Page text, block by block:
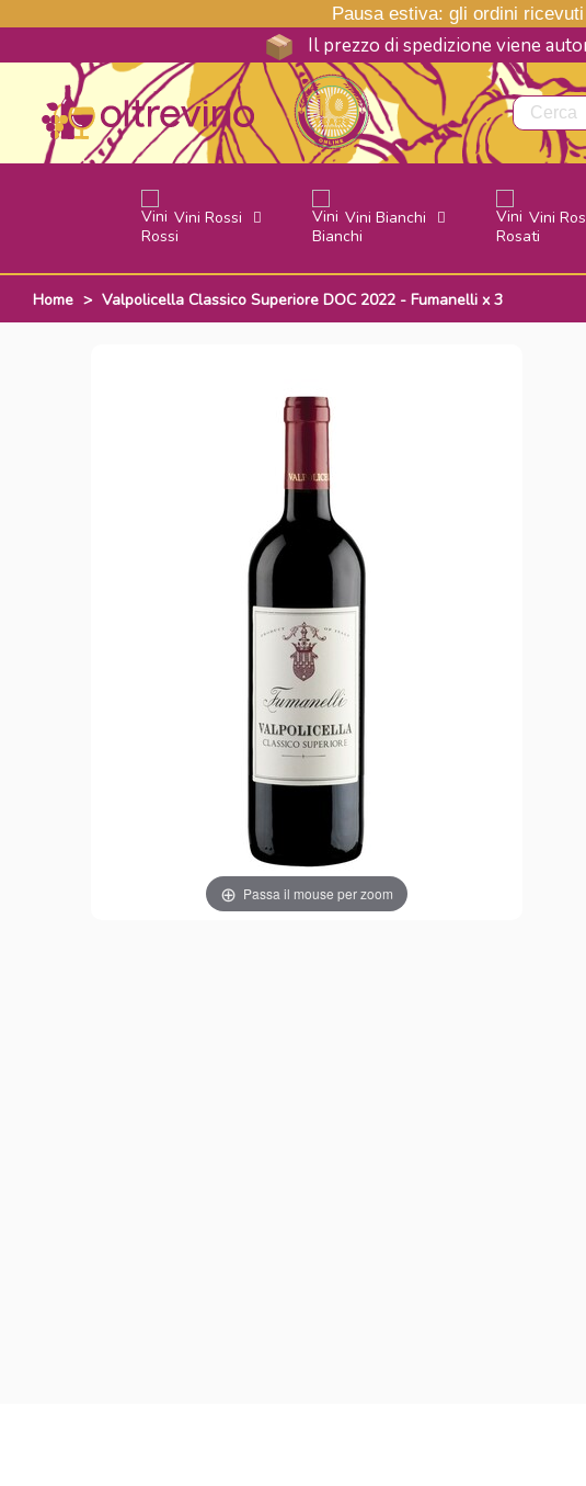
Pausa estiva: gli ordini
Il prezzo di spedizione viene
Vini Rossi Vini Bianchi Vini
Home > Valpolicella Classico Superiore DOC 2022 - Fumanelli x 3
Passa il mouse per zoom